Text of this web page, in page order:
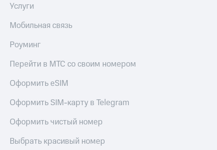
Услуги
Мобильная связь
Роуминг
Перейти в МТС со своим номером
Оформить eSIM
Оформить SIM-карту в Telegram
Оформить чистый номер
Выбрать красивый номер